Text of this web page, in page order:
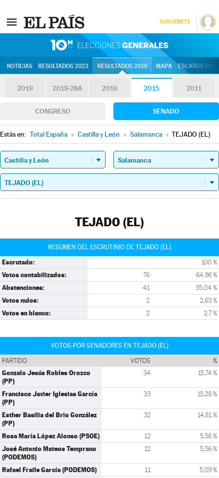
SUSCRÍBETE
NOTICIAS RESULTADOS 2023 RESULTADOS 2019 MAPA ESCAÑOS
2019 2019-28A 2016 2015 2011
CONGRESO SENADO
Estás en: Total España » Castilla y León » Salamanca » TEJADO (EL)
TEJADO (EL)
RESUMEN DEL ESCRUTINIO DE TEJADO (EL)
Escrutado: 100 %
Votos contabilizados: 76 64,96 %
Abstenciones: 41 35,04 %
Votos nulos: 2 2,63 %
Votos en blanco: 2 2,7 %
VOTOS POR SENADORES EN TEJADO (EL)
PARTIDO VOTOS %
Gonzalo Jesús Robles Orozco
(PP)
34 15,74 %
Francisco Javier Iglesias García
(PP)
33 15,28 %
Esther Basilia del Brio González
(PP)
32 14,81 %
Rosa María López Alonso (PSOE) 12 5,56 %
José Antonio Mateos Temprano
(PODEMOS)
12 5,56 %
Rafael Fraile García (PODEMOS) 11 5,09 %